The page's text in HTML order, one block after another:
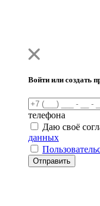
Войти или создать
телефона
Даю своё
данных
Отправить